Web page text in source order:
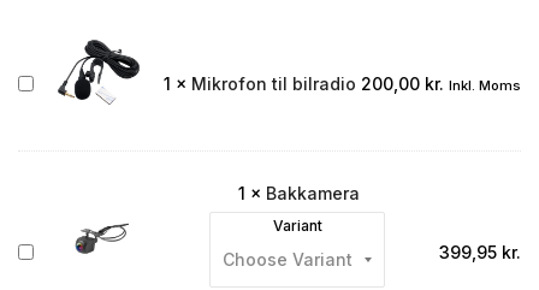
CarPlay
Auto
Mikrofon
1 × Mikrofon til bilradio 200,00 kr. Inkl. Moms
Bakkamera
1 × Bakkamera
Variant
399,95 kr.